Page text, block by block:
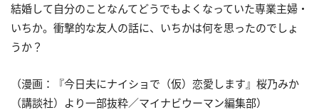
結婚して自分のことなんてどうでもよくなっていた専業主婦・
いちか。衝撃的な友人の話に、いちかは何を思ったのでしょ
うか？
（漫画：『今日夫にナイショで（仮）恋愛します』桜乃みか
（講談社）より一部抜粋／マイナビウーマン編集部）